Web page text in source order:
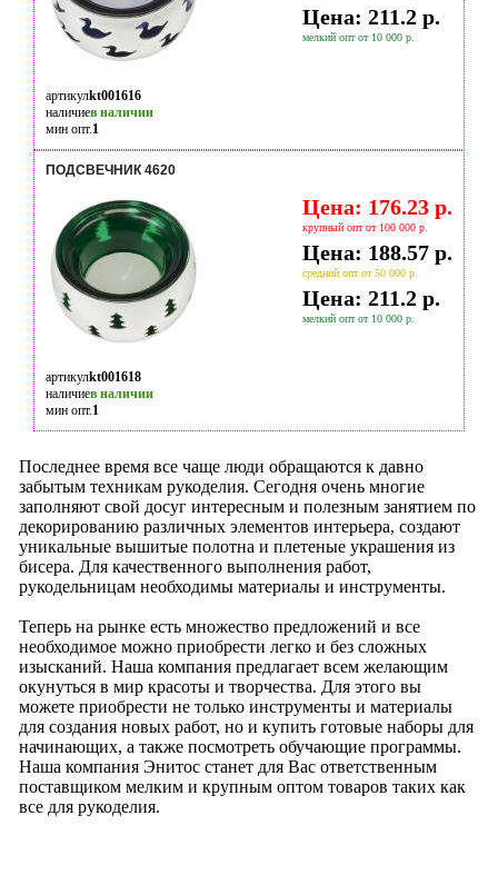
Цена: 211.2 р.
мелкий опт от 10 000 р.
артикулkt001616
наличиев наличии
мин опт.1
ПОДСВЕЧНИК 4620
Цена: 176.23 р.
крупный опт от 100 000 р.
Цена: 188.57 р.
средний опт от 50 000 р.
Цена: 211.2 р.
мелкий опт от 10 000 р.
артикулkt001618
наличиев наличии
мин опт.1
Последнее время все чаще люди обращаются к давно
забытым техникам рукоделия. Сегодня очень многие
заполняют свой досуг интересным и полезным занятием по
декорированию различных элементов интерьера, создают
уникальные вышитые полотна и плетеные украшения из
бисера. Для качественного выполнения работ,
рукодельницам необходимы материалы и инструменты.
Теперь на рынке есть множество предложений и все
необходимое можно приобрести легко и без сложных
изысканий. Наша компания предлагает всем желающим
окунуться в мир красоты и творчества. Для этого вы
можете приобрести не только инструменты и материалы
для создания новых работ, но и купить готовые наборы для
начинающих, а также посмотреть обучающие программы.
Наша компания Энитос станет для Вас ответственным
поставщиком мелким и крупным оптом товаров таких как
все для рукоделия.